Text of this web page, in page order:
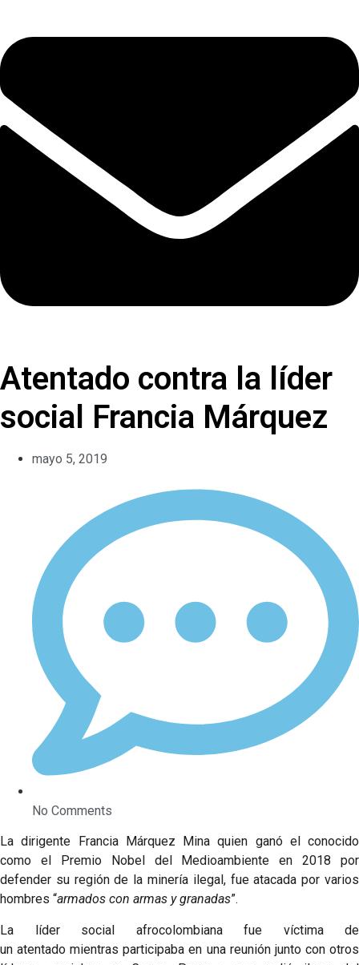
Atentado contra la líder
social Francia Márquez
mayo 5, 2019
No Comments
La dirigente Francia Márquez Mina quien ganó el conocido
como el Premio Nobel del Medioambiente en 2018 por
defender su región de la minería ilegal, fue atacada por varios
hombres “armados con armas y granadas”.
La líder social afrocolombiana fue víctima de
un atentado mientras participaba en una reunión junto con otros